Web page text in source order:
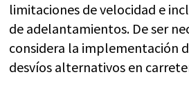
limitaciones de velocidad e
de adelantamientos. De ser
considera la implementación
desvíos alternativos en